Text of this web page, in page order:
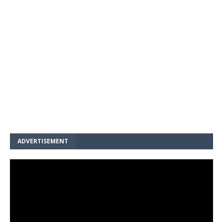
ADVERTISEMENT